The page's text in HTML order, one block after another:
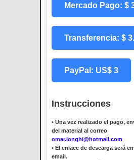
Mercado Pago: $
Transferencia: $
PayPal: US$ 3
Instrucciones
• Una vez realizado el pago,
del material al correo
omar.longhi@hotmail.com
• El enlace de descarga será
email.